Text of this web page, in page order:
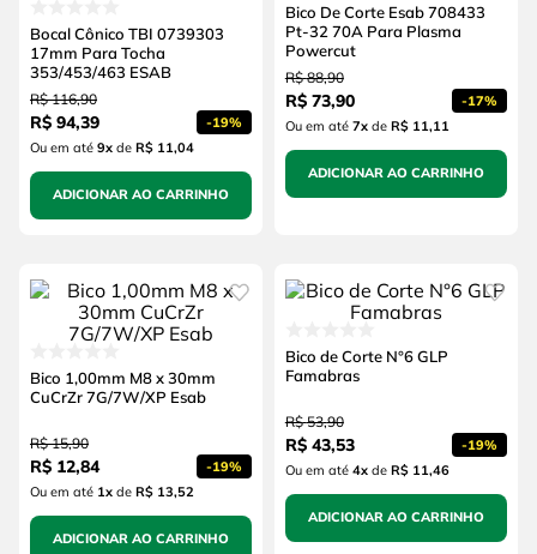
Bocal Cônico TBI 0739303
17mm Para Tocha
353/453/463 ESAB
R$ 116,90
R$ 94,39 -19%
Ou em até 9xde R$ 11,04
ADICIONAR AO CARRINHO
Bico De Corte Esab 708433
Pt-32 70A Para Plasma
Powercut
R$ 88,90
R$ 73,90 -17%
Ou em até 7xde R$ 11,11
ADICIONAR AO CARRINHO
Bico 1,00mm M8 x 30mm
CuCrZr 7G/7W/XP Esab
R$ 15,90
R$ 12,84 -19%
Ou em até 1xde R$ 13,52
ADICIONAR AO CARRINHO
Bico de Corte N°6 GLP
Famabras
R$ 53,90
R$ 43,53 -19%
Ou em até 4xde R$ 11,46
ADICIONAR AO CARRINHO